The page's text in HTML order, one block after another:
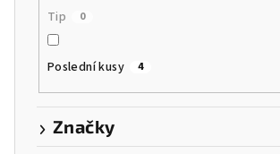
Tip 0
Poslední kusy 4
Značky